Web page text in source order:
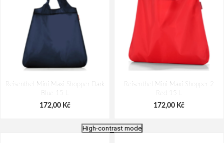
Reisenthel Mini Maxi Shopper Dark
Blue 15 L
172,00 Kč
Reisenthel Mini Maxi Shopper 2
Red 15 L
172,00 Kč
High-contrast mode